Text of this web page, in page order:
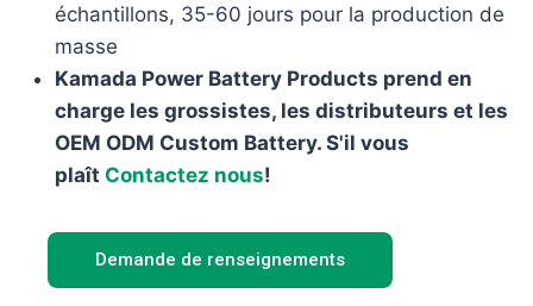
échantillons, 35-60 jours pour la production de
masse
Kamada Power Battery Products prend en
charge les grossistes, les distributeurs et les
OEM ODM Custom Battery. S'il vous
plaît Contactez nous!
Demande de renseignements